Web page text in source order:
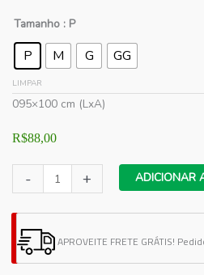
Tamanho : P
P M G GG
LIMPAR
095×100 cm (LxA)
R$88,00
-
De
Parede
Infantil
Árvore
+ ADICIONAR
APROVEITE FRETE GRÁTIS!